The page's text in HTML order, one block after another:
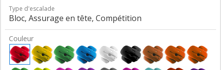
Type d'escalade
Bloc, Assurage en tête, Compétition
Couleur